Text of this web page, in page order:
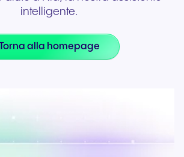
intelligente.
alla homepage